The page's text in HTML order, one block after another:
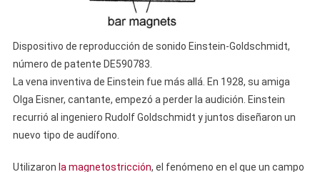
Dispositivo de reproducción de sonido Einstein-Goldschmidt,
número de patente DE590783.
La vena inventiva de Einstein fue más allá. En 1928, su amiga
Olga Eisner, cantante, empezó a perder la audición. Einstein
recurrió al ingeniero Rudolf Goldschmidt y juntos diseñaron un
nuevo tipo de audífono.
Utilizaron la magnetostricción, el fenómeno en el que un campo